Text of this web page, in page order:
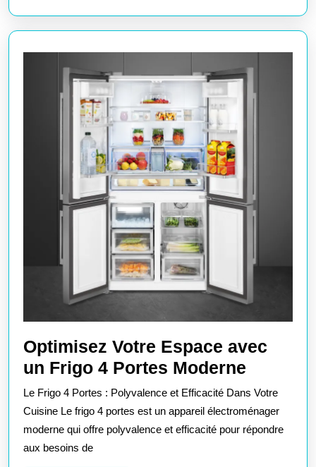
Optimisez Votre Espace avec
un Frigo 4 Portes Moderne
Votre
Espace
avec
Le Frigo 4 Portes : Polyvalence et Efficacité Dans Votre
Cuisine Le frigo 4 portes est un appareil électroménager
moderne qui offre polyvalence et efficacité pour répondre
aux besoins de